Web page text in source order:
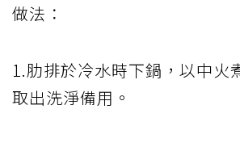
做法：
1.肋排於冷水時下鍋，以中火
取出洗淨備用。